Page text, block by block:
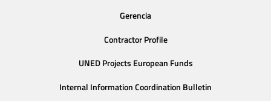
Gerencia
Contractor Profile
UNED Projects European Funds
Internal Information Coordination Bulletin